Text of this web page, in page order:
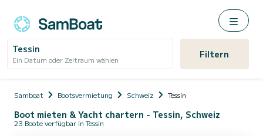
Tessin
Ein Datum oder Zeitraum wählen Filtern
Samboat Bootsvermietung Schweiz Tessin
Boot mieten & Yacht chartern - Tessin, Schweiz
23 Boote verfügbar in Tessin